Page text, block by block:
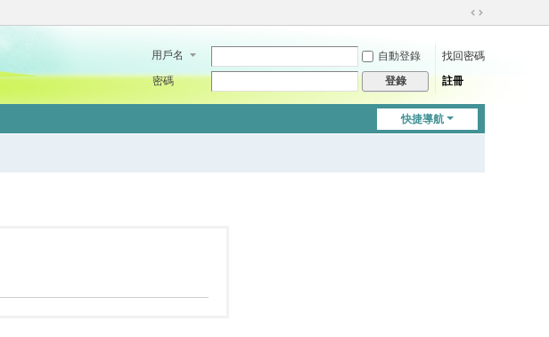
切
到
用戶名 自動登錄
找回密碼
密碼
登錄 註冊
快捷導航